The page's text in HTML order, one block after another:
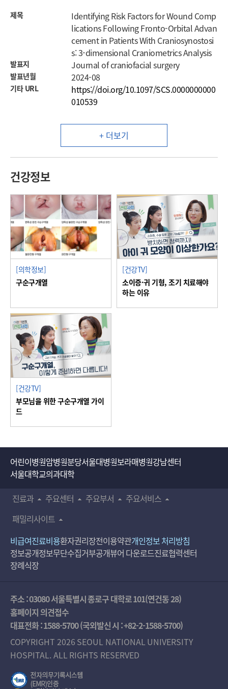
제목
Identifying Risk Factors for Wound Comp
lications Following Fronto-Orbital Advan
cement in Patients With Craniosynostosi
s: 3-dimensional Craniometrics Analysis
발표지 Journal of craniofacial surgery
발표년월 2024-08
기타 URL
https://doi.org/10.1097/SCS.0000000000
010539
+ 더보기
건강정보
[의학정보]
구순구개열
[건강TV]
소이증·귀 기형, 조기 치료해야
하는 이유
[건강TV]
부모님을 위한 구순구개열 가이
드
어린이병원암병원분당서울대병원보라매병원강남센터
서울대학교의과대학
진료과
주요센터 주요부서
주요서비스
패밀리사이트
비급여진료비용환자권리장전이용약관개인정보 처리방침
정보공개정보무단수집거부공개뷰어 다운로드진료협력센터
장례식장
주소 : 03080 서울특별시 종로구 대학로 101(연건동 28)
홈페이지 의견접수
대표전화 :1588-5700(국외발신 시 :+82-2-1588-5700)
COPYRIGHT 2026 SEOUL NATIONAL UNIVERSITY
HOSPITAL. ALL RIGHTS RESERVED